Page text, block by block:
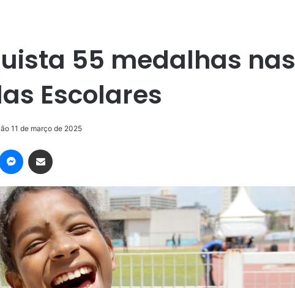
55 medalhas nas
Escolares
11 de março de 2025
Messenger